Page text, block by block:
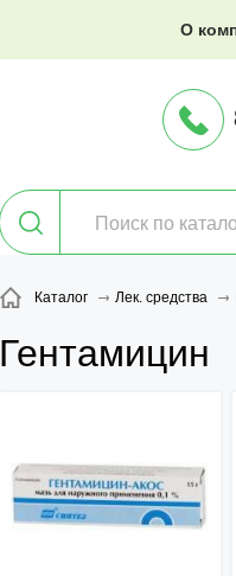
О
Каталог Лек. средства
Гентамицин